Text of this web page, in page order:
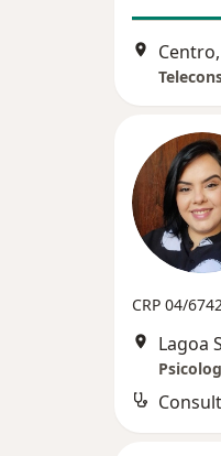
CRP 04/
Lagoa